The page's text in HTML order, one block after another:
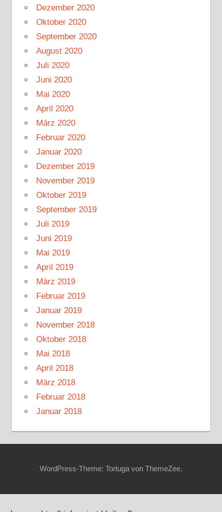
Dezember 2020
Oktober 2020
September 2020
August 2020
Juli 2020
Juni 2020
Mai 2020
April 2020
März 2020
Februar 2020
Januar 2020
Dezember 2019
November 2019
Oktober 2019
September 2019
Juli 2019
Juni 2019
Mai 2019
April 2019
März 2019
Februar 2019
Januar 2019
November 2018
Oktober 2018
Mai 2018
April 2018
März 2018
Februar 2018
Januar 2018
WordPress-Theme: Tortuga von ThemeZee.